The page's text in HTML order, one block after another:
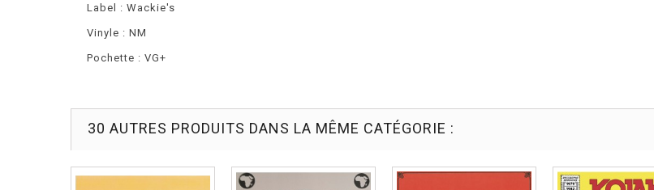
Label : Wackie's
Vinyle : NM
Pochette : VG+
30 AUTRES PRODUITS DANS LA MÊME CATÉGORIE :